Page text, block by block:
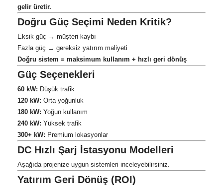
gelir üretir.
Doğru Güç Seçimi Neden Kritik?
Eksik güç → müşteri kaybı
Fazla güç → gereksiz yatırım maliyeti
Doğru sistem = maksimum kullanım + hızlı geri dönüş
Güç Seçenekleri
60 kW: Düşük trafik
120 kW: Orta yoğunluk
180 kW: Yoğun kullanım
240 kW: Yüksek trafik
300+ kW: Premium lokasyonlar
DC Hızlı Şarj İstasyonu Modelleri
Aşağıda projenize uygun sistemleri inceleyebilirsiniz.
Yatırım Geri Dönüş (ROI)